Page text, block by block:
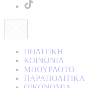
ΠΟΛΙΤΙΚΗ
ΚΟΙΝΩΝΙΑ
ΜΠΟΥΡΛΟΤΟ
ΠΑΡΑΠΟΛΙΤΙΚΑ